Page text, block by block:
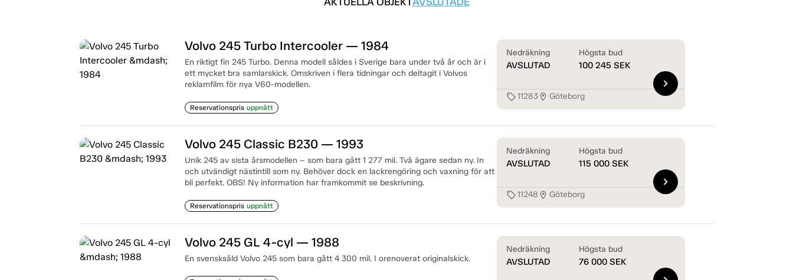
Volvo 245 Turbo Intercooler — 1984
En riktigt fin 245 Turbo. Denna modell såldes i Sverige bara under två år och är i
ett mycket bra samlarskick. Omskriven i flera tidningar och deltagit i Volvos
reklamfilm för nya V60-modellen.
Reservationspris uppnått
Nedräkning
AVSLUTAD
Högsta bud
100 245 SEK
sell11283location_on Göteborg
chevron_right
Volvo 245 Classic B230 — 1993
Unik 245 av sista årsmodellen – som bara gått 1 277 mil. Två ägare sedan ny. In
och utvändigt nästintill som ny. Behöver dock en lackrengöring och vaxning för att
bli perfekt. OBS! Ny information har framkommit se beskrivning.
Reservationspris uppnått
Nedräkning
AVSLUTAD
Högsta bud
115 000 SEK
sell11248 location_on Göteborg
chevron_right
Volvo 245 GL 4-cyl — 1988
En svensksåld Volvo 245 som bara gått 4 300 mil. I orenoverat originalskick.
Nedräkning
AVSLUTAD
Högsta bud
76 000 SEK